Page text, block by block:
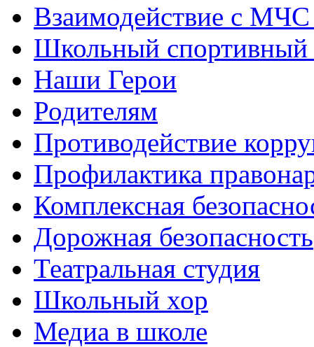
Взаимодействие с
Школьный
Наши Герои
Родителям
Противодействие
Профилактика
Комплексная
Дорожная безопасность
Театральная студия
Школьный хор
Медиа в школе